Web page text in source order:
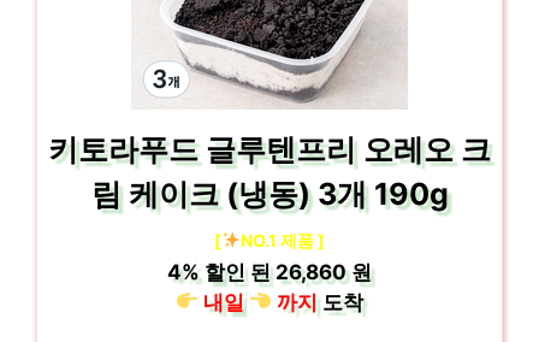
키토라푸드 글루텐프리 오레오 크
림 케이크 (냉동) 3개 190g
[ NO.1 제품 ]
4% 할인 된26,860 원
내일
까지도착